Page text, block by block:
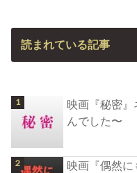
読まれている記事
映画『秘密
んでした〜
映画『偶然